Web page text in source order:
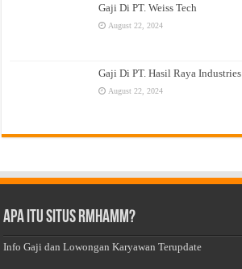
Gaji Di PT. Weiss Tech
August 22, 2024
Gaji Di PT. Hasil Raya Industries
August 22, 2024
Apa Itu Situs Rmhamm?
Info Gaji dan Lowongan Karyawan Terupdate